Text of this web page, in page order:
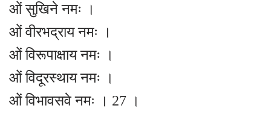
ओं सुखिने नमः ।
ओं वीरभद्राय नमः ।
ओं विरूपाक्षाय नमः ।
ओं विदूरस्थाय नमः ।
ओं विभावसवे नमः । 27 ।